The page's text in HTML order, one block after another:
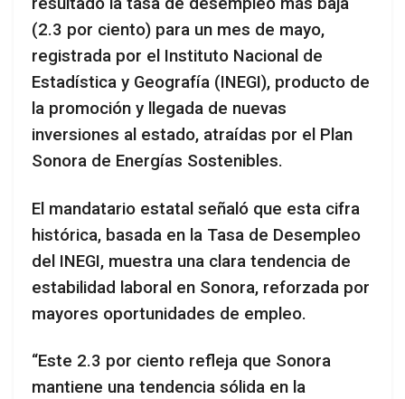
(2.3 por ciento) para un mes de mayo,
registrada por el Instituto Nacional de
Estadística y Geografía (INEGI), producto de
la promoción y llegada de nuevas
inversiones al estado, atraídas por el Plan
Sonora de Energías Sostenibles.
El mandatario estatal señaló que esta cifra
histórica, basada en la Tasa de Desempleo
del INEGI, muestra una clara tendencia de
estabilidad laboral en Sonora, reforzada por
mayores oportunidades de empleo.
“Este 2.3 por ciento refleja que Sonora
mantiene una tendencia sólida en la